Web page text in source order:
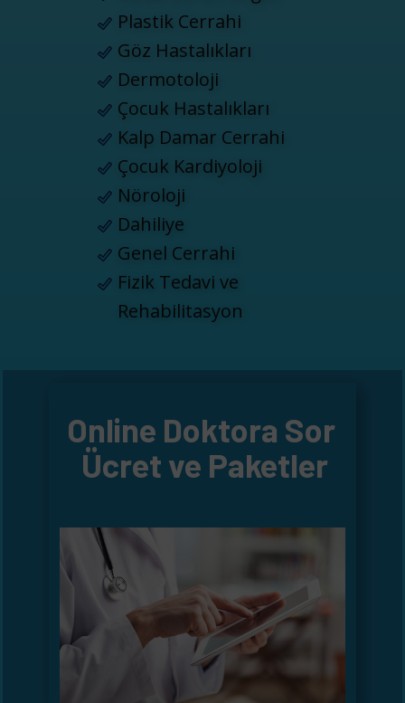
Plastik Cerrahi
Göz Hastalıkları
Dermotoloji
Çocuk Hastalıkları
Kalp Damar Cerrahi
Çocuk Kardiyoloji
Nöroloji
Dahiliye
Genel Cerrahi
Fizik Tedavi ve
Rehabilitasyon
Online Doktora Sor
Ücret ve Paketler